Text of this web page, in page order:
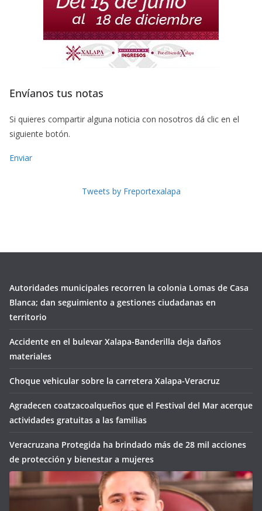
Envíanos tus notas
Si quieres compartir alguna noticia con nosotros dá clic en el
siguiente botón.
Enviar
Tweets by Freportexalapa
Autoridades municipales recorren la colonia Lomas de Casa
Blanca; dan seguimiento a gestiones ciudadanas en
territorio
Accidente en el bulevar Xalapa-Banderilla deja daños
materiales
Choque vehicular sobre la carretera Xalapa-Veracruz
Agradecen coatzacoalqueños que el Festival del Mar acerque
actividades gratuitas a las familias
Veracruzana Protegida ha brindado más de 28 mil acciones
de protección y bienestar a mujeres